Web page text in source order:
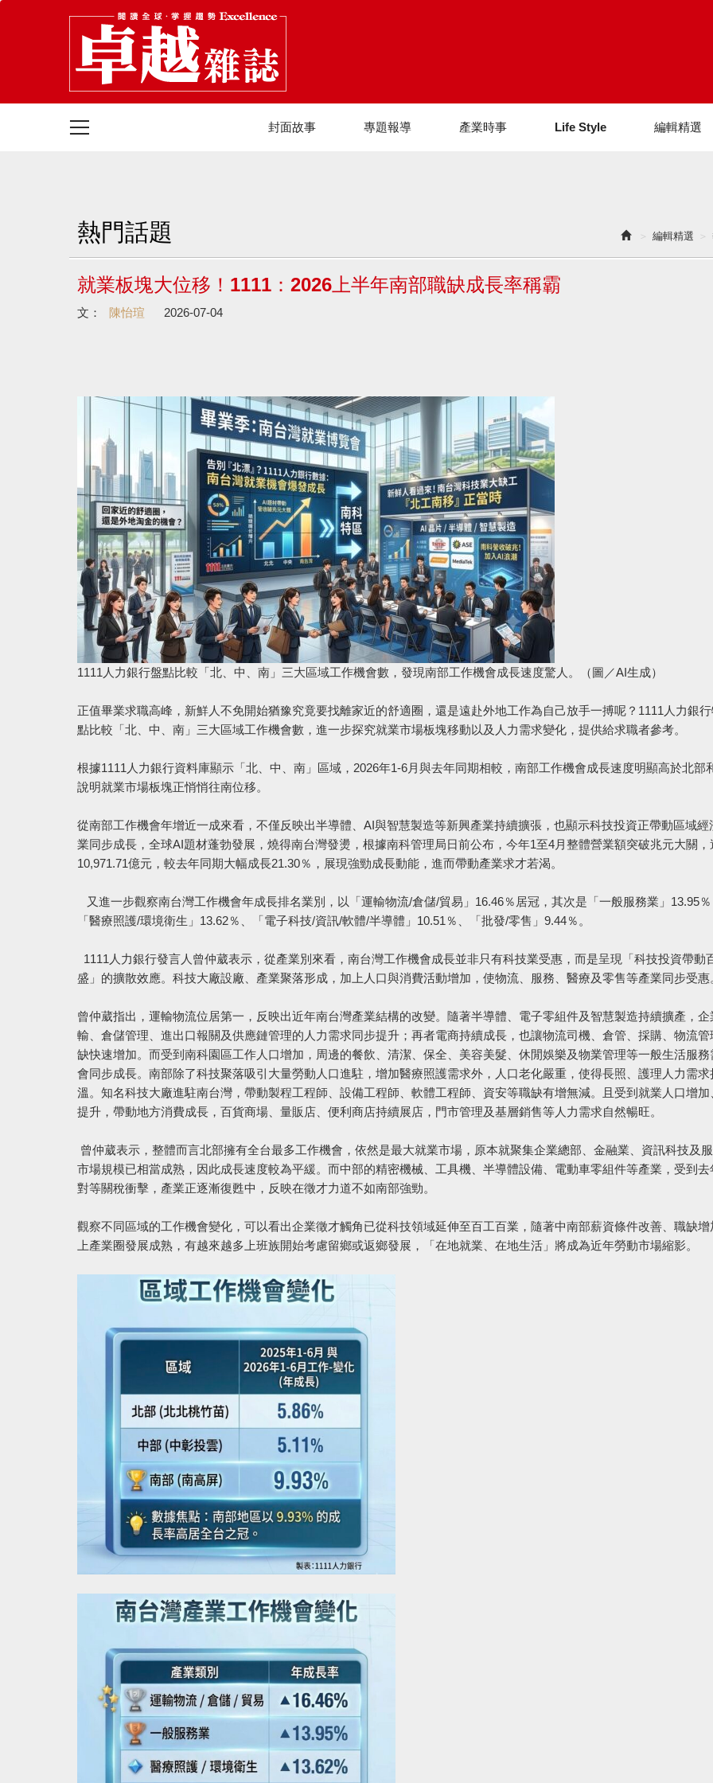
封面故事 專題報導 產業時事 Life Style 編輯精選
編輯精選
熱門話題
就業板塊大位移！1111：2026上半年南部職缺成長率稱霸
文： 陳怡瑄 2026-07-04
1111人力銀行盤點比較「北、中、南」三大區域工作機會數，發現南部工作機會成長速度驚人。（圖／AI生成）
正值畢業求職高峰，新鮮人不免開始猶豫究竟要找離家近的舒適圈，還是遠赴外地工作為自己放手一搏呢？1111人力銀
點比較「北、中、南」三大區域工作機會數，進一步探究就業市場板塊移動以及人力需求變化，提供給求職者參考。
根據1111人力銀行資料庫顯示「北、中、南」區域，2026年1-6月與去年同期相較，南部工作機會成長速度明顯高於北部
說明就業市場板塊正悄悄往南位移。
從南部工作機會年增近一成來看，不僅反映出半導體、AI與智慧製造等新興產業持續擴張，也顯示科技投資正帶動區域經
業同步成長，全球AI題材蓬勃發展，燒得南台灣發燙，根據南科管理局日前公布，今年1至4月整體營業額突破兆元大關，
10,971.71億元，較去年同期大幅成長21.30％，展現強勁成長動能，進而帶動產業求才若渴。
又進一步觀察南台灣工作機會年成長排名業別，以「運輸物流/倉儲/貿易」16.46％居冠，其次是「一般服務業」13.95
「醫療照護/環境衛生」13.62％、「電子科技/資訊/軟體/半導體」10.51％、「批發/零售」9.44％。
1111人力銀行發言人曾仲葳表示，從產業別來看，南台灣工作機會成長並非只有科技業受惠，而是呈現「科技投資帶動
盛」的擴散效應。科技大廠設廠、產業聚落形成，加上人口與消費活動增加，使物流、服務、醫療及零售等產業同步受惠
曾仲葳指出，運輸物流位居第一，反映出近年南台灣產業結構的改變。隨著半導體、電子零組件及智慧製造持續擴產，企
輸、倉儲管理、進出口報關及供應鏈管理的人力需求同步提升；再者電商持續成長，也讓物流司機、倉管、採購、物流管
缺快速增加。而受到南科園區工作人口增加，周邊的餐飲、清潔、保全、美容美髮、休閒娛樂及物業管理等一般生活服務
會同步成長。南部除了科技聚落吸引大量勞動人口進駐，增加醫療照護需求外，人口老化嚴重，使得長照、護理人力需求
溫。知名科技大廠進駐南台灣，帶動製程工程師、設備工程師、軟體工程師、資安等職缺有增無減。且受到就業人口增加
提升，帶動地方消費成長，百貨商場、量販店、便利商店持續展店，門市管理及基層銷售等人力需求自然暢旺。
曾仲葳表示，整體而言北部擁有全台最多工作機會，依然是最大就業市場，原本就聚集企業總部、金融業、資訊科技及
市場規模已相當成熟，因此成長速度較為平緩。而中部的精密機械、工具機、半導體設備、電動車零組件等產業，受到去
對等關稅衝擊，產業正逐漸復甦中，反映在徵才力道不如南部強勁。
觀察不同區域的工作機會變化，可以看出企業徵才觸角已從科技領域延伸至百工百業，隨著中南部薪資條件改善、職缺增
上產業圈發展成熟，有越來越多上班族開始考慮留鄉或返鄉發展，「在地就業、在地生活」將成為近年勞動市場縮影。